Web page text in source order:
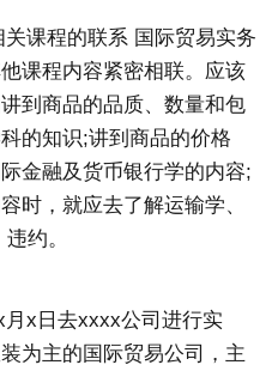
课程的联系 国际贸易实务
课程内容紧密相联。应该
到商品的品质、数量和包
的知识;讲到商品的价格
金融及货币银行学的内容;
时，就应去了解运输学、
约。
x日去xxxx公司进行实
为主的国际贸易公司，主